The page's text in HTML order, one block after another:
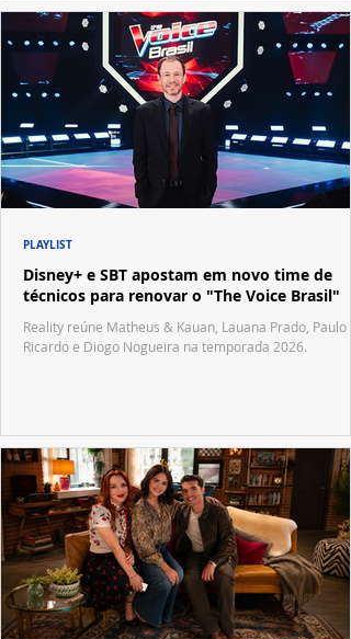
Disney+ e SBT apostam em novo time de
técnicos para renovar o "The Voice Brasil"
Reality reúne Matheus & Kauan, Lauana Prado, Paulo
Ricardo e Diogo Nogueira na temporada 2026.
PLAYLIST